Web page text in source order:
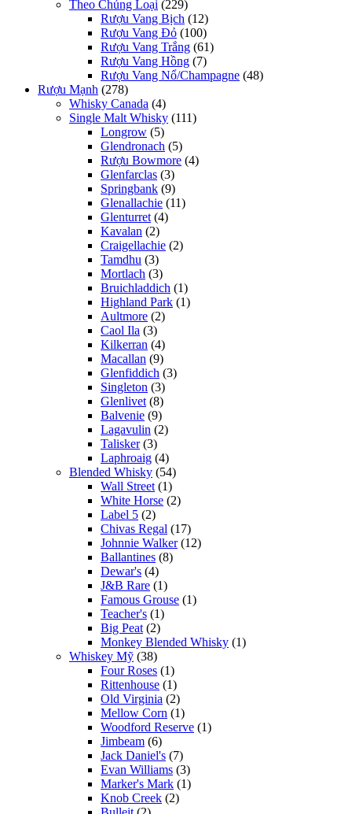
Theo Chủng Loại (229)
Rượu Vang Bịch (12)
Rượu Vang Đỏ (100)
Rượu Vang Trắng (61)
Rượu Vang Hồng (7)
Rượu Vang Nổ/Champagne (48)
Rượu Mạnh (278)
Whisky Canada (4)
Single Malt Whisky (111)
Longrow (5)
Glendronach (5)
Rượu Bowmore (4)
Glenfarclas (3)
Springbank (9)
Glenallachie (11)
Glenturret (4)
Kavalan (2)
Craigellachie (2)
Tamdhu (3)
Mortlach (3)
Bruichladdich (1)
Highland Park (1)
Aultmore (2)
Caol Ila (3)
Kilkerran (4)
Macallan (9)
Glenfiddich (3)
Singleton (3)
Glenlivet (8)
Balvenie (9)
Lagavulin (2)
Talisker (3)
Laphroaig (4)
Blended Whisky (54)
Wall Street (1)
White Horse (2)
Label 5 (2)
Chivas Regal (17)
Johnnie Walker (12)
Ballantines (8)
Dewar's (4)
J&B Rare (1)
Famous Grouse (1)
Teacher's (1)
Big Peat (2)
Monkey Blended Whisky (1)
Whiskey Mỹ (38)
Four Roses (1)
Rittenhouse (1)
Old Virginia (2)
Mellow Corn (1)
Woodford Reserve (1)
Jimbeam (6)
Jack Daniel's (7)
Evan Williams (3)
Marker's Mark (1)
Knob Creek (2)